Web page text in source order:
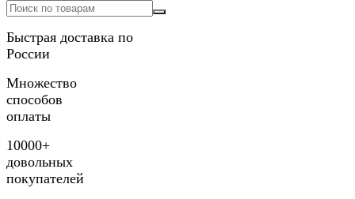
Быстрая доставка по
России
Множество
способов
оплаты
10000+
довольных
покупателей